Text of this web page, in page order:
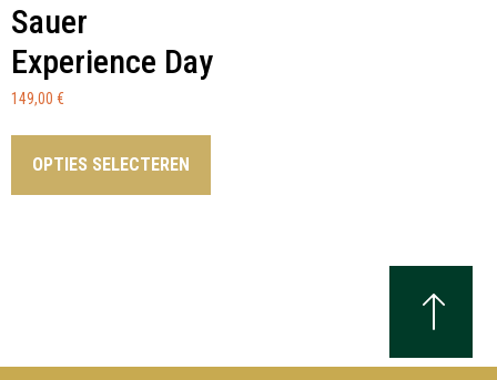
Sauer
Experience Day
149,00 €
OPTIES SELECTEREN